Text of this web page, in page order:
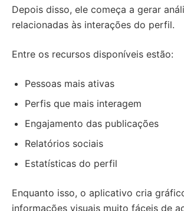
Depois disso, ele começa a gerar
relacionadas às interações do perfil.
Entre os recursos disponíveis estão:
Pessoas mais ativas
Perfis que mais interagem
Engajamento das publicações
Relatórios sociais
Estatísticas do perfil
Enquanto isso, o aplicativo cria
informações visuais muito fáceis de